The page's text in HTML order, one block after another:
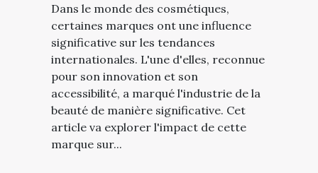
Dans le monde des cosmétiques,
certaines marques ont une influence
significative sur les tendances
internationales. L'une d'elles, reconnue
pour son innovation et son
accessibilité, a marqué l'industrie de la
beauté de manière significative. Cet
article va explorer l'impact de cette
marque sur...